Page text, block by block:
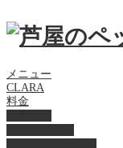
メニュー
CLARA
料金